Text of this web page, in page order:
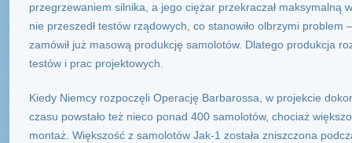
przegrzewaniem silnika, a jego ciężar przekraczał maksymalną
nie przeszedł testów rządowych, co stanowiło olbrzymi
zamówił już masową produkcję samolotów. Dlatego produkcja
testów i prac projektowych.
Kiedy Niemcy rozpoczęli Operację Barbarossa, w projekcie
czasu powstało też nieco ponad 400 samolotów, chociaż
montaż. Większość z samolotów Jak-1 została zniszczona